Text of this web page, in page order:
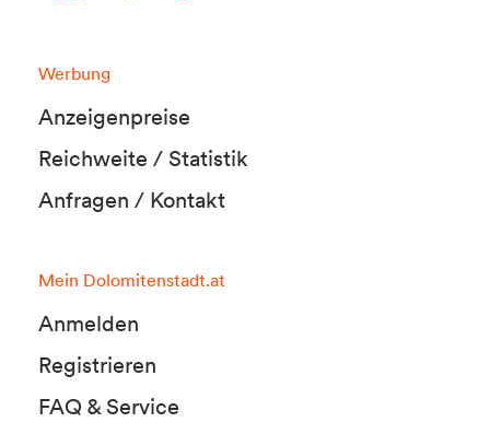
Werbung
Anzeigenpreise
Reichweite / Statistik
Anfragen / Kontakt
Mein Dolomitenstadt.at
Anmelden
Registrieren
FAQ & Service